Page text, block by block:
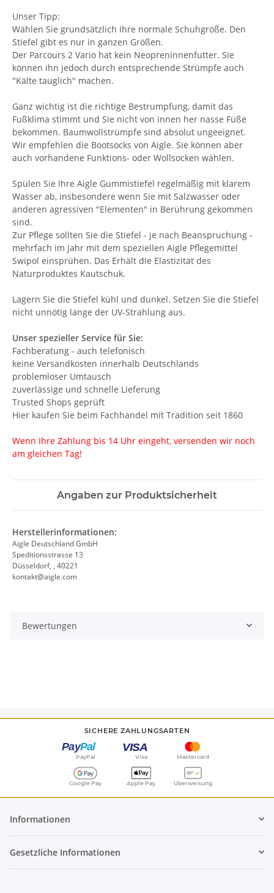
Unser Tipp:
Wählen Sie grundsätzlich Ihre normale Schuhgröße. Den
Stiefel gibt es nur in ganzen Größen.
Der Parcours 2 Vario hat kein Neopreninnenfutter. Sie
können ihn jedoch durch entsprechende Strümpfe auch
"Kälte tauglich" machen.
Ganz wichtig ist die richtige Bestrumpfung, damit das
Fußklima stimmt und Sie nicht von innen her nasse Füße
bekommen. Baumwollstrümpfe sind absolut ungeeignet.
Wir empfehlen die Bootsocks von Aigle. Sie können aber
auch vorhandene Funktions- oder Wollsocken wählen.
Spülen Sie Ihre Aigle Gummistiefel regelmäßig mit klarem
Wasser ab, insbesondere wenn Sie mit Salzwasser oder
anderen agressiven "Elementen" in Berührung gekommen
sind.
Zur Pflege sollten Sie die Stiefel - je nach Beanspruchung -
mehrfach im Jahr mit dem speziellen Aigle Pflegemittel
Swipol einsprühen. Das Erhält die Elastizität des
Naturproduktes Kautschuk.
Lagern Sie die Stiefel kühl und dunkel. Setzen Sie die Stiefel
nicht unnötig lange der UV-Strahlung aus.
Unser spezieller Service für Sie:
Fachberatung - auch telefonisch
keine Versandkosten innerhalb Deutschlands
problemloser Umtausch
zuverlässige und schnelle Lieferung
Trusted Shops geprüft
Hier kaufen Sie beim Fachhandel mit Tradition seit 1860
Wenn Ihre Zahlung bis 14 Uhr eingeht, versenden wir noch
am gleichen Tag!
Angaben zur Produktsicherheit
Herstellerinformationen:
Aigle Deutschland GmbH
Speditionsstrasse 13
Düsseldorf, , 40221
kontakt@aigle.com
Bewertungen
SICHERE ZAHLUNGSARTEN
PayPal Visa Mastercard
Google Pay Apple Pay Überweisung
Informationen
Gesetzliche Informationen